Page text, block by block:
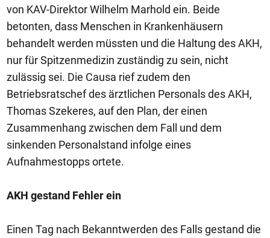
von KAV-Direktor Wilhelm Marhold ein. Beide
betonten, dass Menschen in Krankenhäusern
behandelt werden müssten und die Haltung des AKH,
nur für Spitzenmedizin zuständig zu sein, nicht
zulässig sei. Die Causa rief zudem den
Betriebsratschef des ärztlichen Personals des AKH,
Thomas Szekeres, auf den Plan, der einen
Zusammenhang zwischen dem Fall und dem
sinkenden Personalstand infolge eines
Aufnahmestopps ortete.
AKH gestand Fehler ein
Einen Tag nach Bekanntwerden des Falls gestand die